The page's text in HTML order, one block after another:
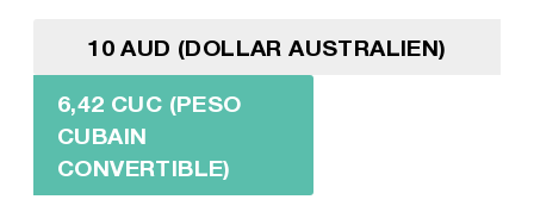
10 AUD (DOLLAR AUSTRALIEN)
6,42 CUC (PESO
CUBAIN
CONVERTIBLE)